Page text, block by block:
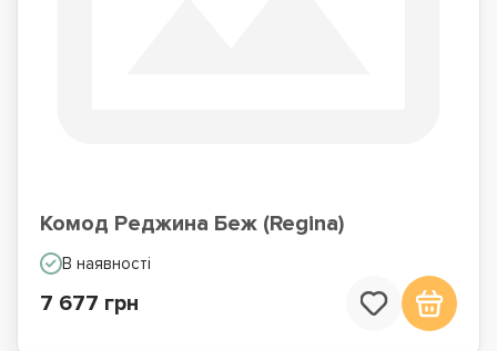
Комод Реджина Беж (Regina)
В наявності
7 677 грн